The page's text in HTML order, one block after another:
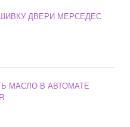
ДВЕРИ МЕРСЕДЕС
МАСЛО В АВТОМАТЕ